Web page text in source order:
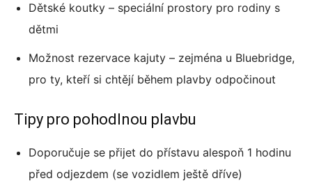
Dětské koutky – speciální prostory pro rodiny s
dětmi
Možnost rezervace kajuty – zejména u Bluebridge,
pro ty, kteří si chtějí během plavby odpočinout
Tipy pro pohodlnou plavbu
Doporučuje se přijet do přístavu alespoň 1 hodinu
před odjezdem (se vozidlem ještě dříve)